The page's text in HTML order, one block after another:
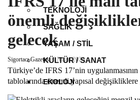
TEKNOLOJI
SAĞLIK
YAŞAM / STIL
KÜLTÜR / SANAT
EKOLOJI
önemli
gelecek
Sigortacı Gazetesi 6 Nisan 2026
Türkiye’de IFRS 17’nin
tablolarında önemli yapısal